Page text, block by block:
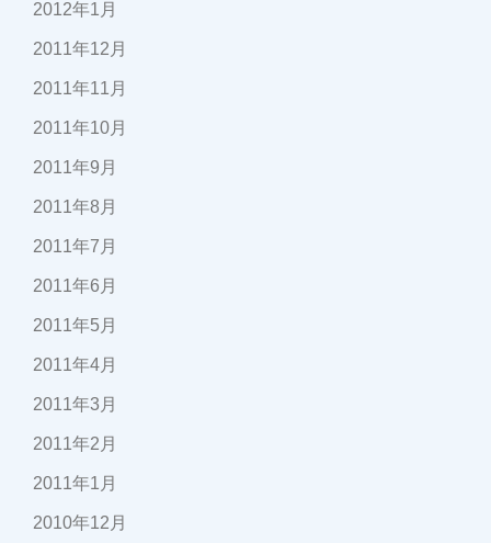
2012年1月
2011年12月
2011年11月
2011年10月
2011年9月
2011年8月
2011年7月
2011年6月
2011年5月
2011年4月
2011年3月
2011年2月
2011年1月
2010年12月